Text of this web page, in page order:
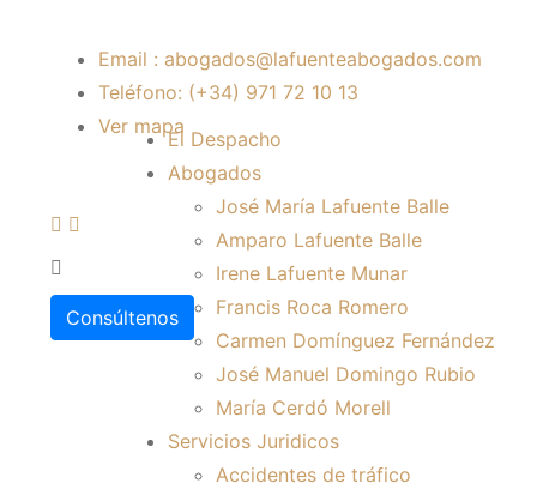
Email : abogados@lafuenteabogados.com
Teléfono: (+34) 971 72 10 13
Ver mapa
Consúltenos
El Despacho
Abogados
José María Lafuente Balle
Amparo Lafuente Balle
Irene Lafuente Munar
Francis Roca Romero
Carmen Domínguez Fernández
José Manuel Domingo Rubio
María Cerdó Morell
Servicios Juridicos
Accidentes de tráfico